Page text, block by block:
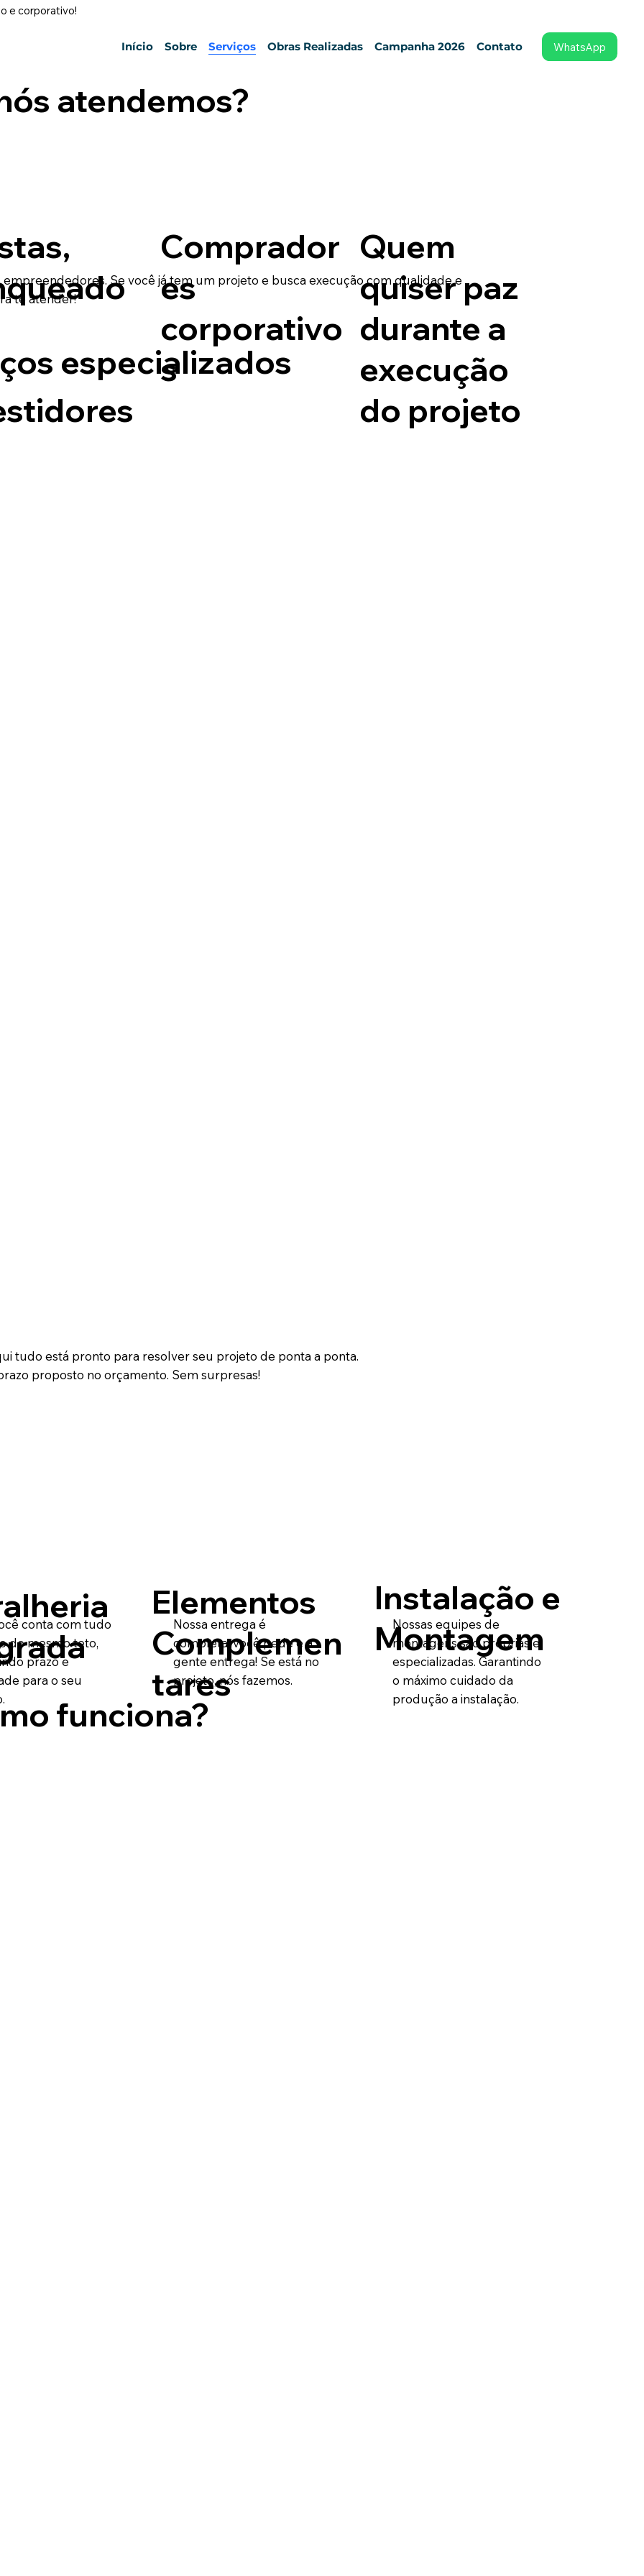
Início Sobre Serviços Obras Realizadas Campanha 2026 Contato WhatsApp
e corporativo!
atendemos?
Se você já tem um projeto e busca execução com qualidade e
te atender!
especializados
tudo está pronto para resolver seu projeto de ponta a ponta.
proposto no orçamento. Sem surpresas!
funciona?
conta com tudo
do mesmo teto,
prazo e
para o seu
Comprador
es
corporativo
s
Quem
quiser paz
durante a
execução
do projeto
Elementos
Complemen
tares
Nossa entrega é
completa, você pede e a
gente entrega! Se está no
projeto, nós fazemos.
Instalação e
Montagem
Nossas equipes de
montagens são próprias e
especializadas. Garantindo
o máximo cuidado da
produção a instalação.